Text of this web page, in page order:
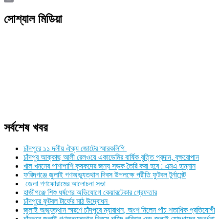
সোশ্যাল মিডিয়া
সর্বশেষ খবর
চাঁদপুরে ১১ দলীয় ঐক্য জোটের স্মারকলিপি
চাঁদপুর আক্কাছ আলী রেলওয়ে একাডেমির বার্ষিক বৃত্তি প্রদান, বৃক্ষরোপান
খাল খননের পাশাপাশি কৃষকদের জন্য সড়ক তৈরি করা হবে : এমএ হান্নান
ফরিদগঞ্জে জুলাই গণঅভ্যুত্থান দিবস উপলক্ষে প্রীতি ফুটবল টুর্নামেন্ট
জেলা গণফোরামের আলোচনা সভা
হাজীগঞ্জে শিশু ধর্ষণের অভিযোগে কেয়ারটেকার গ্রেফতার
চাঁদপুরে ফুটবল টার্ফের মাঠ উদ্বোধন
জুলাই অভ্যুত্থান স্মরণে চাঁদপুরে ম্যারাথন, অংশ নিলেন পাঁচ শতাধিক প্রতিযোগী